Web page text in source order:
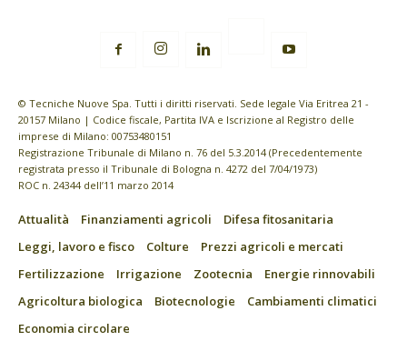
© Tecniche Nuove Spa. Tutti i diritti riservati. Sede legale Via Eritrea 21 -
20157 Milano | Codice fiscale, Partita IVA e Iscrizione al Registro delle
imprese di Milano: 00753480151
Registrazione Tribunale di Milano n. 76 del 5.3.2014 (Precedentemente
registrata presso il Tribunale di Bologna n. 4272 del 7/04/1973)
ROC n. 24344 dell’11 marzo 2014
Attualità Finanziamenti agricoli
Difesa fitosanitaria
Leggi, lavoro e fisco
Colture
Prezzi agricoli e mercati
Fertilizzazione
Irrigazione Zootecnia
Energie rinnovabili
Agricoltura biologica
Biotecnologie
Cambiamenti climatici
Economia circolare